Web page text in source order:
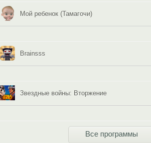
Мой ребенок (Тамагочи)
Brainsss
Звездные войны: Вторжение
Все программы